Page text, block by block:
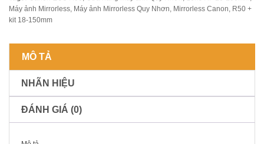
Máy ảnh Mirrorless Máy ảnh Mirrorless Quy Nhơn Mirrorless Canon R50 +
kit 18-150mm
MÔ TẢ
NHÃN HIỆU
ĐÁNH GIÁ (0)